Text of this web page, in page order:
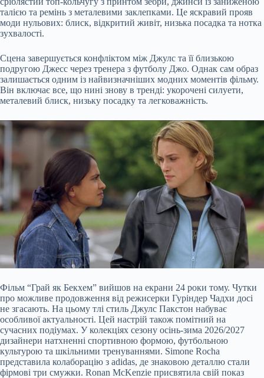
талією та ремінь з металевими заклепками. Це яскравий прояв
моди нульових: блиск, відкритий живіт, низька посадка та нотка
зухвалості.
Сцена завершується конфліктом між Джулс та її близькою
подругою Джесс через тренера з футболу Джо. Однак сам образ
залишається одним із найвизначніших модних моментів фільму.
Він включає все, що нині знову в тренді: укорочені силуети,
металевий блиск, низьку посадку та легковажність.
Фільм “Грай як Бекхем” вийшов на екрани 24 роки тому. Чутки
про можливе продовження від режисерки Гуріндер Чадхи досі
не згасають. На цьому тлі стиль Джулс Пакстон набуває
особливої актуальності. Цей настрій також помітний на
сучасних подіумах. У колекціях сезону осінь-зима 2026/2027
дизайнери натхненні спортивною формою, футбольною
культурою та шкільними тренуваннями. Simone Rocha
представила колаборацію з adidas, де знаковою деталлю стали
фірмові три смужки. Ronan McKenzie присвятила свій показ